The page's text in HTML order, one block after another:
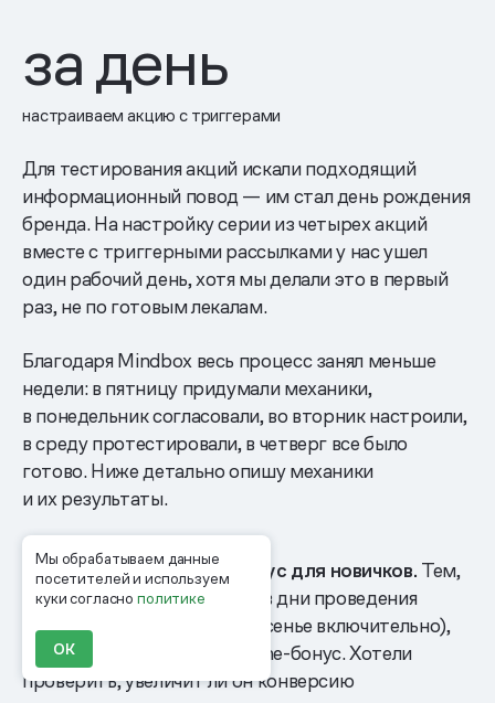
Мы обрабатываем данные
посетителей и используем
куки согласнополитике
ОК
за день
настраиваем акцию с триггерами
Для тестирования акций искали подходящий
информационный повод — им стал день рождения
бренда. На настройку серии из четырех акций
вместе с триггерными рассылками у нас ушел
один рабочий день, хотя мы делали это в первый
раз, не по готовым лекалам.
Благодаря Mindbox весь процесс занял меньше
недели: в пятницу придумали механики,
в понедельник согласовали, во вторник настроили,
в среду протестировали, в четверг все было
готово. Ниже детально опишу механики
и их результаты.
Повышенный welcome-бонус для новичков. Тем,
кто оформил первый заказ в дни проведения
акции (с пятницы по воскресенье включительно),
дарили повышенный welcome-бонус. Хотели
проверить, увеличит ли он конверсию